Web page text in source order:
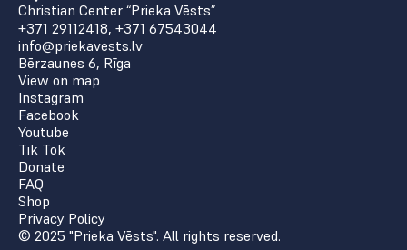
Christian Center “Prieka Vēsts”
+371 29112418, +371 67543044
info@priekavests.lv
Bērzaunes 6, Rīga
View on map
Instagram
Facebook
Youtube
Tik Tok
Donate
FAQ
Shop
Privacy Policy
© 2025 "Prieka Vēsts". All rights reserved.